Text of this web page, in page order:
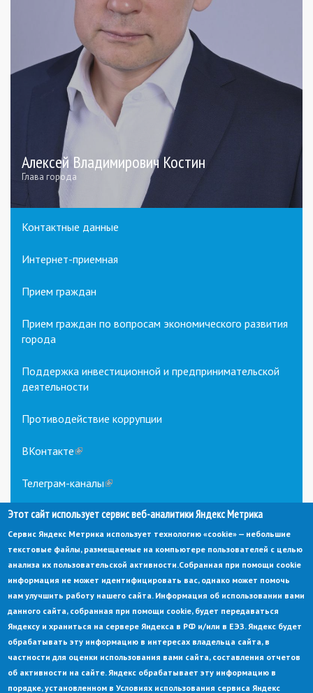
Алексей Владимирович Костин
Глава города
Контактные данные
Интернет-приемная
Прием граждан
Прием граждан по вопросам экономического развития
города
Поддержка инвестиционной и предпринимательской
деятельности
Противодействие коррупции
ВКонтакте(link
external)
Телеграм-каналы(link
external)
© Администрация города Заречный
Электронная почта:
adm@zarechny.zato.ru
sends
e-
mail)
Пензенская обл, г. Заречный, пр-кт. 30-летия Победы, д. 27, 442960
При публикации материалов сайта ссылка на источник обязательна.
Этот сайт использует сервис веб-аналитики Яндекс Метрика
Сервис Яндекс Метрика использует технологию «cookie» — небольшие
текстовые файлы, размещаемые на компьютере пользователей с целью
анализа их пользовательской активности.Собранная при помощи cookie
информация не может идентифицировать вас, однако может помочь
нам улучшить работу нашего сайта. Информация об использовании вами
данного сайта, собранная при помощи cookie, будет передаваться
Яндексу и храниться на сервере Яндекса в РФ и/или в ЕЭЗ. Яндекс будет
обрабатывать эту информацию в интересах владельца сайта, в
частности для оценки использования вами сайта, составления отчетов
об активности на сайте. Яндекс обрабатывает эту информацию в
порядке, установленном в Условиях использования сервиса Яндекс